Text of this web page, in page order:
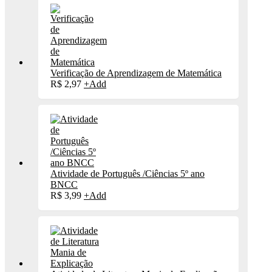
Verificação de Aprendizagem de Matemática
R$ 2,97 +Add
Atividade de Português /Ciências 5º ano
BNCC
R$ 3,99 +Add